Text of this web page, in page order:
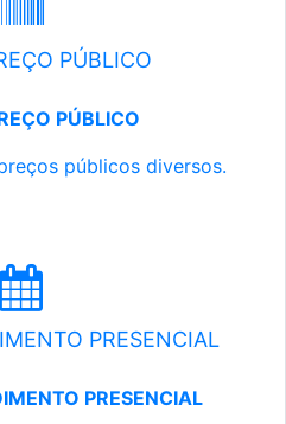
PÚBLICO
PÚBLICO
públicos diversos.
PRESENCIAL
PRESENCIAL